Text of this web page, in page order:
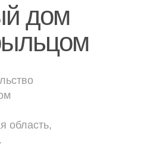
дом
область,